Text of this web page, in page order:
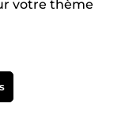
votre thème